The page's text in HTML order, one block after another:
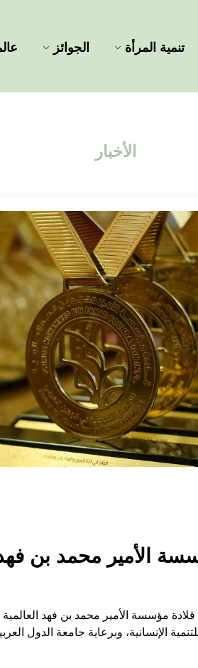
تنمية المرأة الجوائز
الأخبار
الأمير محمد بن
قلادة مؤسسة الأمير محمد بن فهد
الإنسانية، وبرعاية جامعة الدول